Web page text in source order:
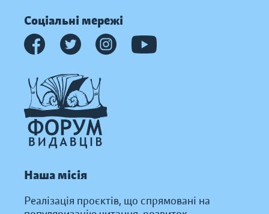
Соціальні мережі
Наша місія
Реалізація проєктів, що спрямовані на